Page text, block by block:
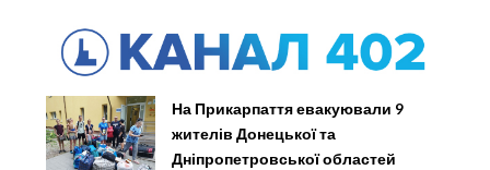
На Прикарпаття евакуювали 9
жителів Донецької та
Дніпропетровської областей